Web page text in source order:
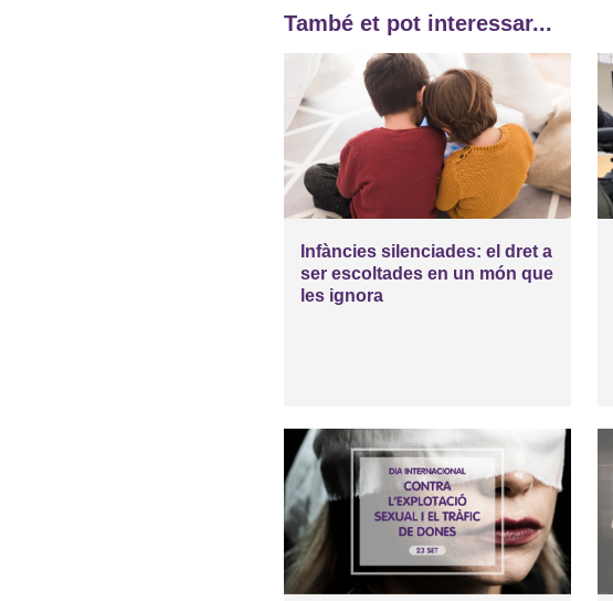
També et pot interessar...
Infàncies silenciades: el dret a
ser escoltades en un món que
les ignora